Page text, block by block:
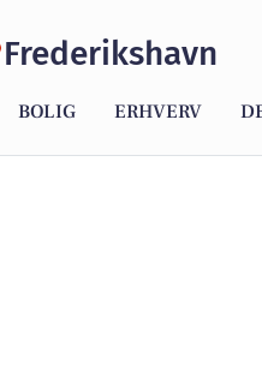
Frederikshavn
BOLIG ERHVERV